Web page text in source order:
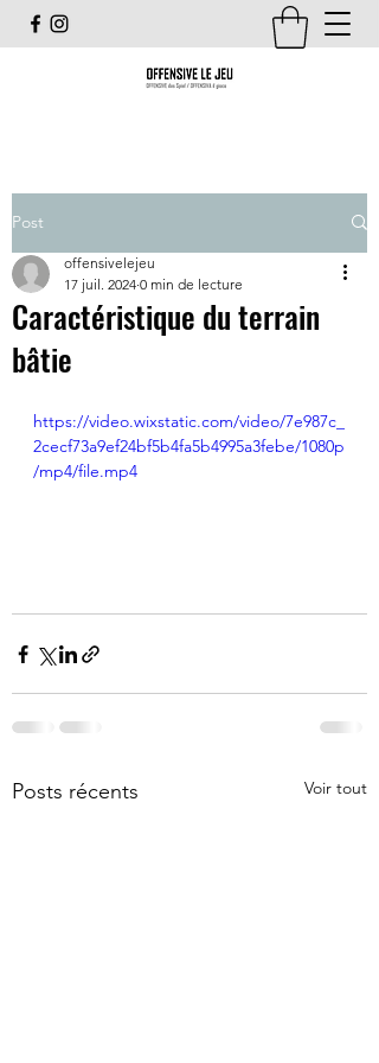
Post
Caractéristique du terrain
bâtie
offensivelejeu
17 juil. 2024 0 min de lecture
https://video.wixstatic.com/video/7e987c_
2cecf73a9ef24bf5b4fa5b4995a3febe/1080p
/mp4/file.mp4
Posts récents Voir tout